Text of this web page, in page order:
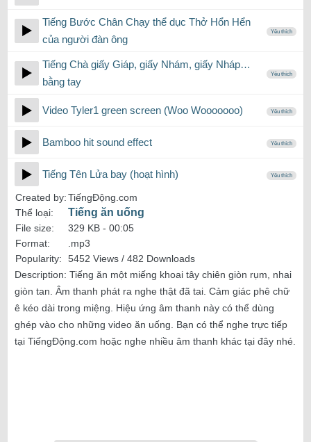
Tiếng Bước Chân Chạy thể dục Thở Hổn Hển
của người đàn ông
Yêu thích
Tiếng Chà giấy Giáp, giấy Nhám, giấy Nháp…
bằng tay
Yêu thích
Video Tyler1 green screen (Woo Wooooooo) Yêu thích
Bamboo hit sound effect Yêu thích
Tiếng Tên Lửa bay (hoạt hình) Yêu thích
Created by:TiếngĐộng.com
Thể loại:
Tiếng ăn uống
File size: 329 KB - 00:05
Format:
.mp3
Popularity:
5452 Views / 482 Downloads
Description: Tiếng ăn một miếng khoai tây chiên giòn rụm, nhai
giòn tan. Âm thanh phát ra nghe thật đã tai. Cảm giác phê chữ
ê kéo dài trong miệng. Hiệu ứng âm thanh này có thể dùng
ghép vào cho những video ăn uống. Bạn có thể nghe trực tiếp
tại TiếngĐộng.com hoặc nghe nhiều âm thanh khác tại đây nhé.